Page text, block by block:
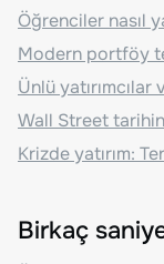
Öğrenciler nasıl
Modern portföy
Ünlü
Wall Street
Krizde yatırım:
Birkaç